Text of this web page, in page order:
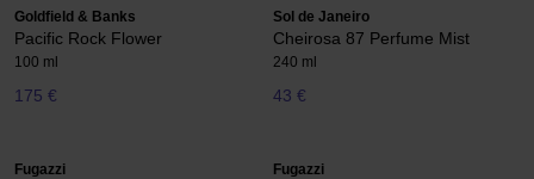
Goldfield & Banks
Pacific Rock Flower
100 ml
175 €
Sol de Janeiro
Cheirosa 87 Perfume Mist
240 ml
43 €
Fugazzi Fugazzi